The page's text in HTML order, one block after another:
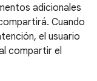
adicionales
Cuando
el usuario
compartir el